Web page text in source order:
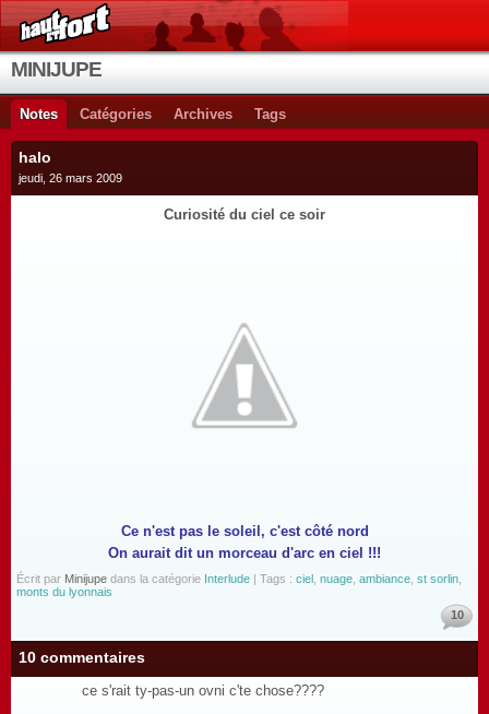
MINIJUPE
Notes Catégories Archives Tags
halo
jeudi, 26 mars 2009
Curiosité du ciel ce soir
Ce n'est pas le soleil, c'est côté nord
On aurait dit un morceau d'arc en ciel !!!
Écrit par Minijupe dans la catégorie Interlude | Tags : ciel nuage ambiance st sorlin
monts du lyonnais
10
10 commentaires
ce s'rait ty-pas-un ovni c'te chose????